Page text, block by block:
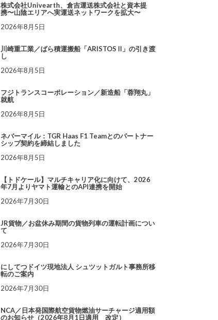
株式会社Univearth、倉吉運送株式会社と資本提
携〜山陰エリアへ実運送ネットワークを拡大〜
2026年8月5日
川崎重工業／ばら積運搬船「ARISTOS II」の引き渡
し
2026年8月5日
フジトランスコーポレーション／新造船「蓉翔丸」
就航
2026年8月5日
ネバーマイル：TGR Haas F1 Teamとのパートナー
シップ契約を締結しました
2026年8月5日
【トドケール】マルチキャリア化に向けて、2026
年7月よりヤマト運輸とのAPI連携を開始
2026年7月30日
JR貨物／お盆休み期間の貨物列車の運転計画につい
て
2026年7月30日
にしてつドイツ現地法人 シュツットガルト事務所移
転のご案内
2026年7月30日
NCA／日本発国際航空貨物燃油サーチャージ適用額
のお知らせ（2026年8月1日適用 改定）